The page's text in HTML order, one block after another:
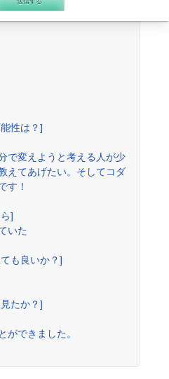
性は？]
で変えようと考える人が少
えてあげたい。そしてコダ
す！
]
いた
も良いか？]
たか？]
ができました。